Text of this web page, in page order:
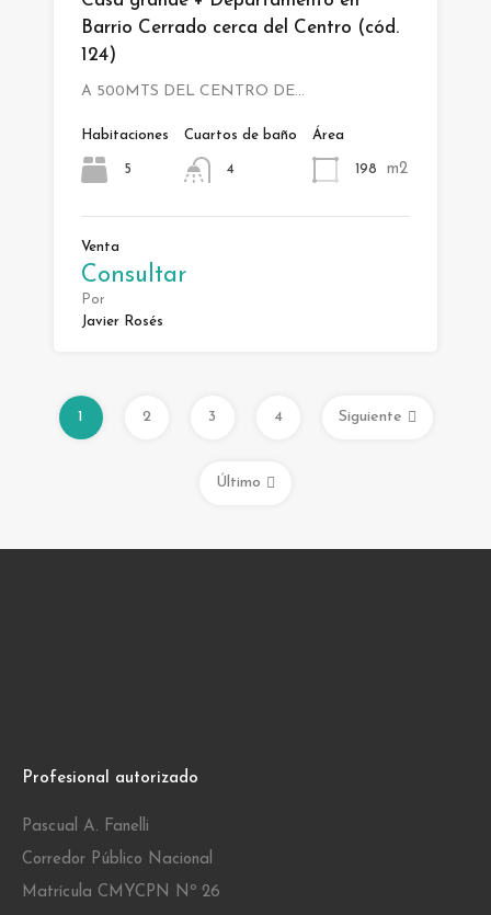
Barrio Cerrado cerca del Centro (cód.
124)
A 500MTS DEL CENTRO DE…
Habitaciones
5
Cuartos de baño
4
Área
198 m2
Venta
Consultar
Por
Javier Rosés
1 2 3 4 Siguiente
Último
Profesional autorizado
Pascual A. Fanelli
Corredor Público Nacional
Matrícula CMYCPN Nº 26